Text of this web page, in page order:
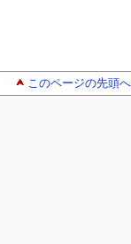
このページの先頭へ